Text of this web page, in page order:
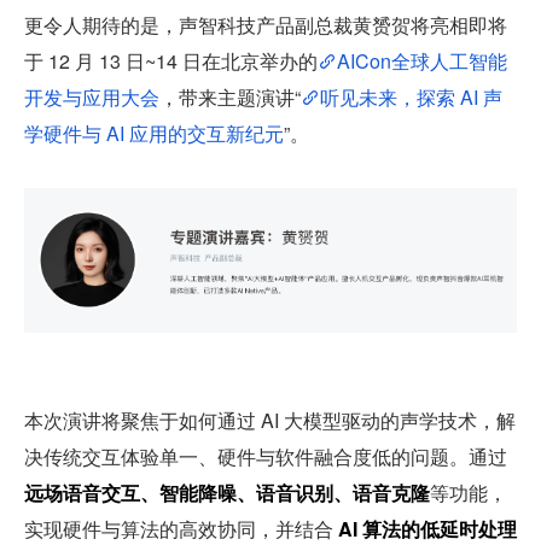
更令人期待的是，声智科技产品副总裁黄赟贺将亮相即将
于 12 月 13 日~14 日在北京举办的
AICon全球人工智能
开发与应用大会 ，带来主题演讲“
听见未来，探索 AI 声
学硬件与 AI 应用的交互新纪元”。
本次演讲将聚焦于如何通过 AI 大模型驱动的声学技术，解
决传统交互体验单一、硬件与软件融合度低的问题。通过
远场语音交互、智能降噪、语音识别、语音克隆等功能，
实现硬件与算法的高效协同，并结合 AI 算法的低延时处理